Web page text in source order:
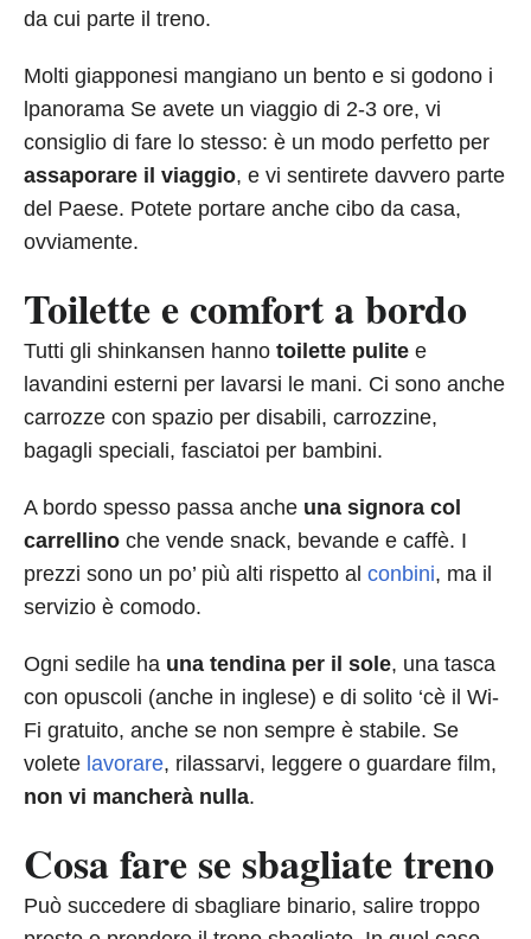
da cui parte il treno.
Molti giapponesi mangiano un bento e si godono i
lpanorama Se avete un viaggio di 2-3 ore, vi
consiglio di fare lo stesso: è un modo perfetto per
assaporare il viaggio, e vi sentirete davvero parte
del Paese. Potete portare anche cibo da casa,
ovviamente.
Toilette e comfort a bordo
Tutti gli shinkansen hanno toilette pulite e
lavandini esterni per lavarsi le mani. Ci sono anche
carrozze con spazio per disabili, carrozzine,
bagagli speciali, fasciatoi per bambini.
A bordo spesso passa anche una signora col
carrellino che vende snack, bevande e caffè. I
prezzi sono un po’ più alti rispetto al conbini, ma il
servizio è comodo.
Ogni sedile ha una tendina per il sole, una tasca
con opuscoli (anche in inglese) e di solito ‘cè il Wi-
Fi gratuito, anche se non sempre è stabile. Se
volete lavorare, rilassarvi, leggere o guardare film,
non vi mancherà nulla.
Cosa fare se sbagliate treno
Può succedere di sbagliare binario, salire troppo